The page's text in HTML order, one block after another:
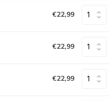
€22,99
€22,99
€22,99